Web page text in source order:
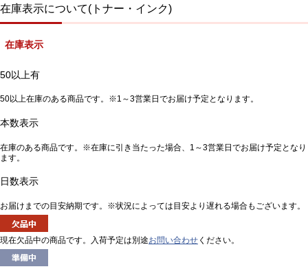
在庫表示について(トナー・インク)
在庫表示
50以上有
50以上在庫のある商品です。※1～3営業日でお届け予定となります。
本数表示
在庫のある商品です。※在庫に引き当たった場合、1～3営業日でお届け予定となり
ます。
日数表示
お届けまでの目安納期です。※状況によっては目安より遅れる場合もございます。
現在欠品中の商品です。入荷予定は別途お問い合わせ ください。